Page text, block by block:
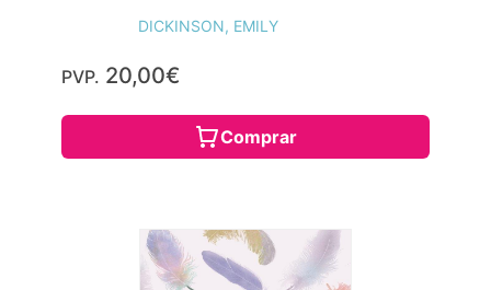
DICKINSON, EMILY
PVP. 20,00€
Comprar